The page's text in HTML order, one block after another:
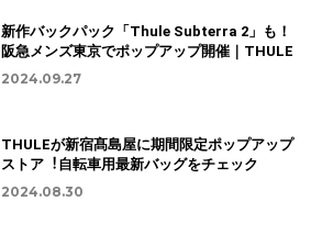
新作バックパック「Thule Subterra 2」も！
阪急メンズ東京でポップアップ開催｜THULE
2024.09.27
THULEが新宿髙島屋に期間限定ポップアップ
ストア︕自転車用最新バッグをチェック
2024.08.30